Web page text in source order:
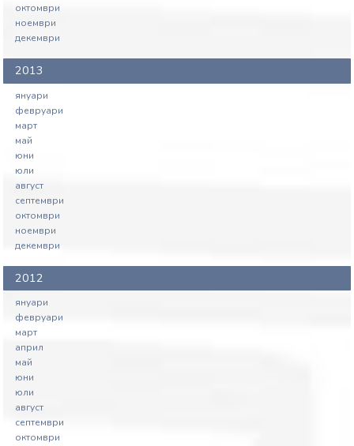
октомври
ноември
декември
2013
януари
февруари
март
май
юни
юли
август
септември
октомври
ноември
декември
2012
януари
февруари
март
април
май
юни
юли
август
септември
октомври